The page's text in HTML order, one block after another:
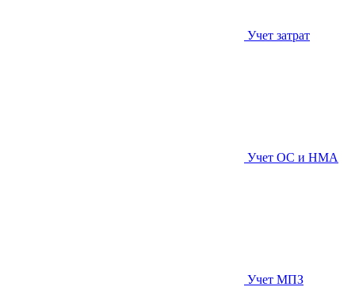
Учет затрат
Учет ОС и НМА
Учет МПЗ